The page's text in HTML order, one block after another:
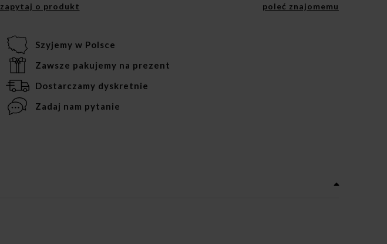
zapytaj o produkt poleć znajomemu
Szyjemy w Polsce
Zawsze pakujemy na prezent
Dostarczamy dyskretnie
Zadaj nam pytanie